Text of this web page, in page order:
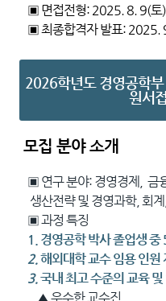
▣ 면접전형: 2025. 8. 9(토
▣ 최종합격자 발표: 2025.
2026학년도 경영공학
원서
모집 분야 소개
▣ 연구 분야: 경영경제, 금
생산전략 및 경영과학, 회
▣과정 특징
1. 경영공학 박사 졸업생
2.해외대학 교수 임용 인원
3.국내 최고 수준의 교육
▲ 우수한 교수진